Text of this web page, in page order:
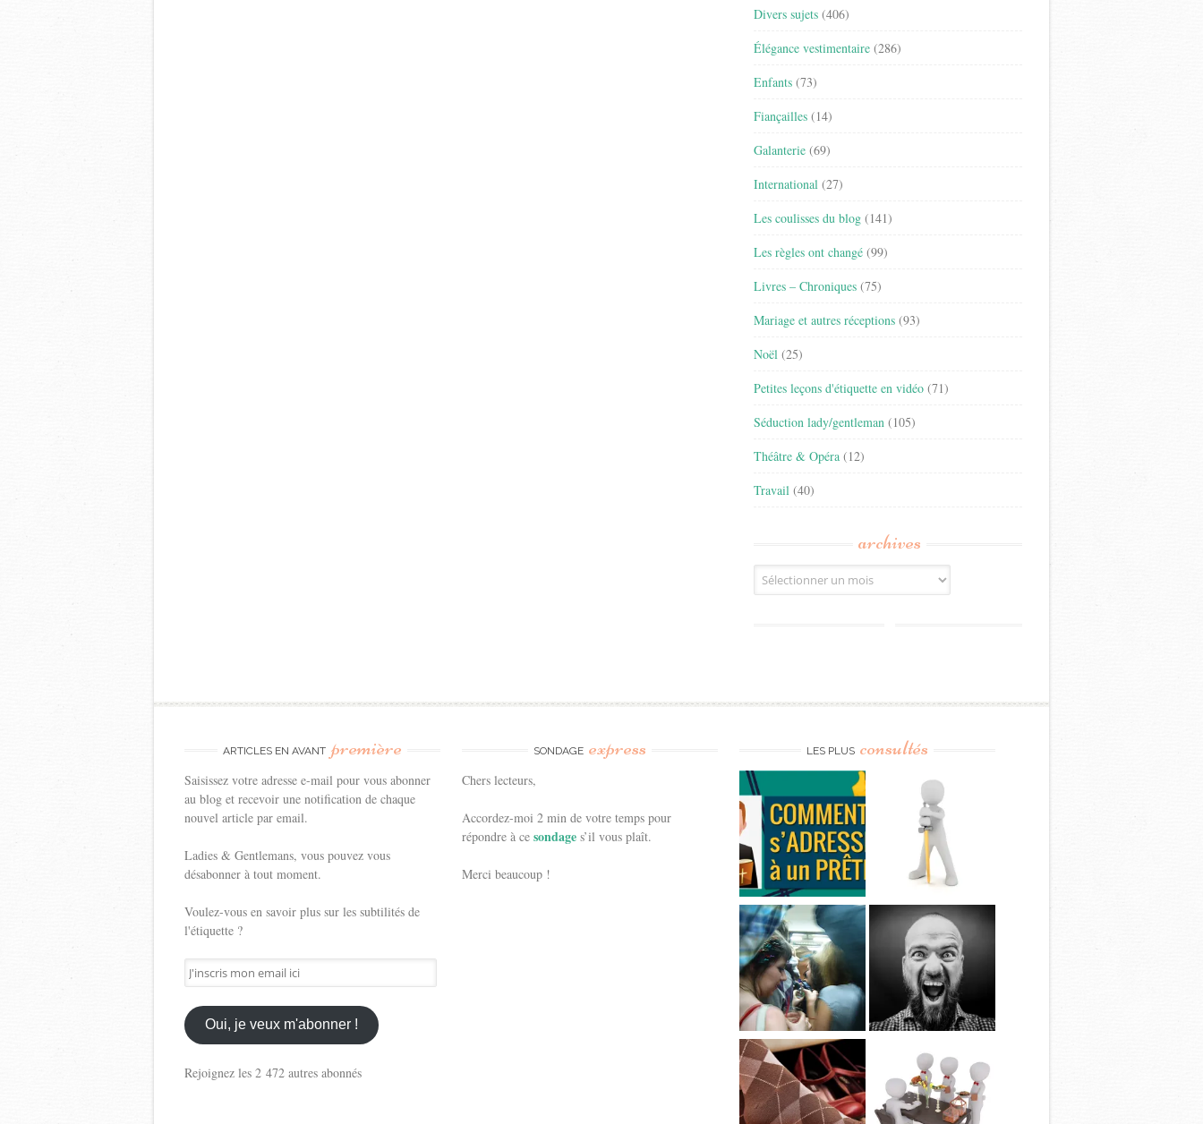
Divers sujets (406)
Élégance vestimentaire (286)
Enfants (73)
Fiançailles (14)
Galanterie (69)
International (27)
Les coulisses du blog (141)
Les règles ont changé (99)
Livres – Chroniques (75)
Mariage et autres réceptions (93)
Noël (25)
Petites leçons d'étiquette en vidéo (71)
Séduction lady/gentleman (105)
Théâtre & Opéra (12)
Travail (40)
archives
Archives
ARTICLES EN AVANT première
Saisissez votre adresse e-mail pour vous abonner
au blog et recevoir une notification de chaque
nouvel article par email.
Ladies & Gentlemans, vous pouvez vous
désabonner à tout moment.
Voulez-vous en savoir plus sur les subtilités de
l'étiquette ?
J'inscris
mon
email
ici
Oui, je veux m'abonner !
Rejoignez les 2 472 autres abonnés
SONDAGE express
Chers lecteurs,
Accordez-moi 2 min de votre temps pour
répondre à cesondages’il vous plaît.
Merci beaucoup !
LES PLUS consultés